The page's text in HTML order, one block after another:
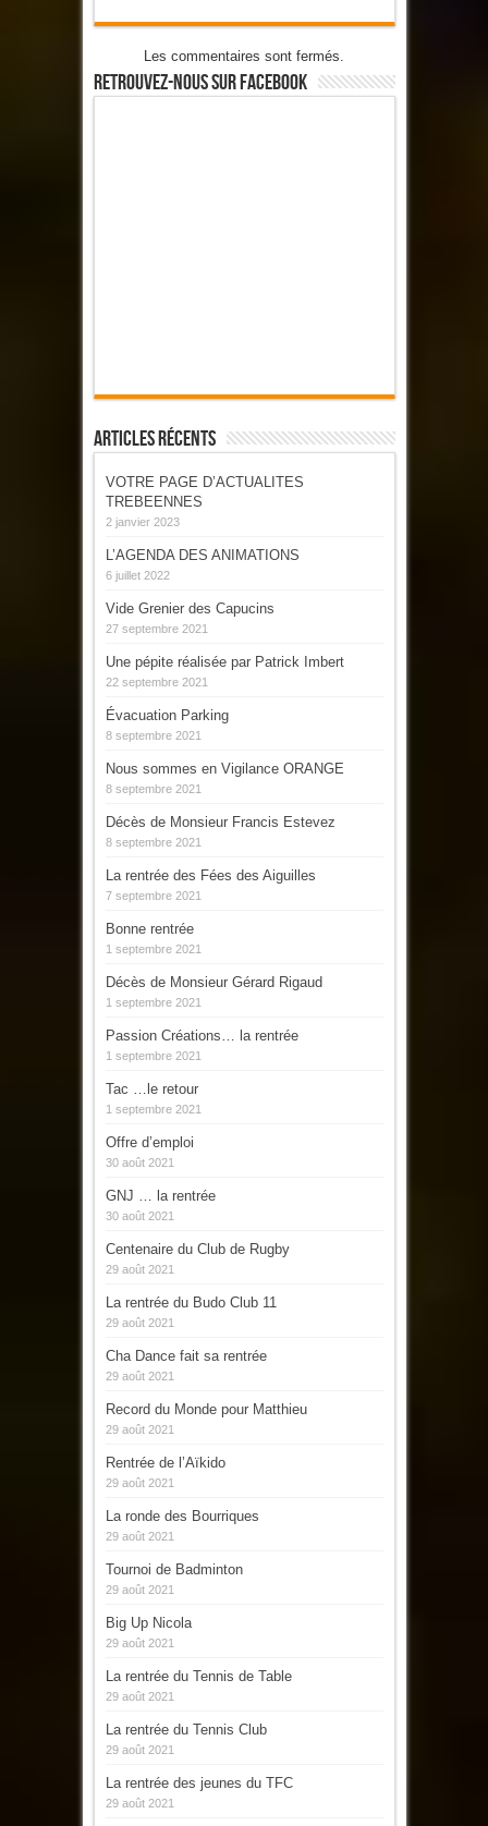
Les commentaires sont fermés.
Retrouvez-Nous Sur Facebook
Articles Récents
VOTRE PAGE D’ACTUALITES
TREBEENNES
2 janvier 2023
L’AGENDA DES ANIMATIONS
6 juillet 2022
Vide Grenier des Capucins
27 septembre 2021
Une pépite réalisée par Patrick Imbert
22 septembre 2021
Évacuation Parking
8 septembre 2021
Nous sommes en Vigilance ORANGE
8 septembre 2021
Décès de Monsieur Francis Estevez
8 septembre 2021
La rentrée des Fées des Aiguilles
7 septembre 2021
Bonne rentrée
1 septembre 2021
Décès de Monsieur Gérard Rigaud
1 septembre 2021
Passion Créations… la rentrée
1 septembre 2021
Tac …le retour
1 septembre 2021
Offre d’emploi
30 août 2021
GNJ … la rentrée
30 août 2021
Centenaire du Club de Rugby
29 août 2021
La rentrée du Budo Club 11
29 août 2021
Cha Dance fait sa rentrée
29 août 2021
Record du Monde pour Matthieu
29 août 2021
Rentrée de l’Aïkido
29 août 2021
La ronde des Bourriques
29 août 2021
Tournoi de Badminton
29 août 2021
Big Up Nicola
29 août 2021
La rentrée du Tennis de Table
29 août 2021
La rentrée du Tennis Club
29 août 2021
La rentrée des jeunes du TFC
29 août 2021